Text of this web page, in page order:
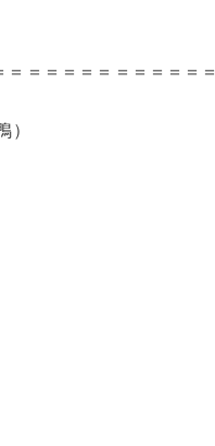
＝＝＝＝＝＝＝＝＝＝＝＝
）